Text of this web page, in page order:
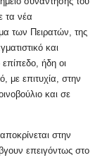
τα νέα
των Πειρατών, της
και
ήδη οι
με επιτυχία, στην
και σε
στην
επειγόντως στο